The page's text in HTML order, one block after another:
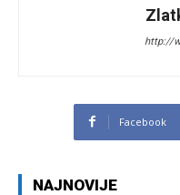
http://
Facebook
NAJNOVIJE